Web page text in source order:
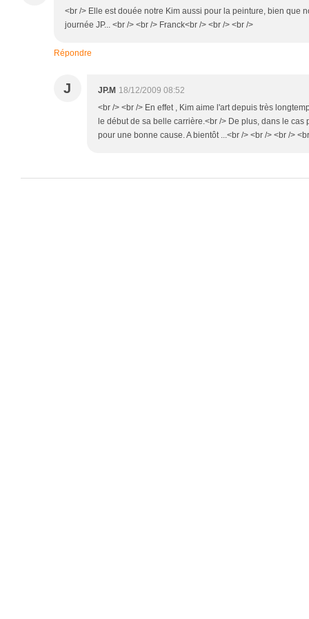
<br /> Elle est douée notre Kim aussi pour la peinture, bien que
journée JP... <br /> <br /> Franck<br /> <br /> <br />
Répondre
J JP.M 18/12/2009 08:52
<br /> <br /> En effet , Kim aime l'art depuis très
le début de sa belle carrière.<br /> De plus, dans le cas
pour une bonne cause. A bientôt ...<br /> <br /> <br />